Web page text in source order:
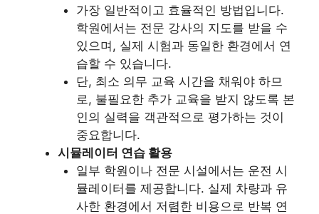
가장 일반적이고 효율적인 방법입니다.
학원에서는 전문 강사의 지도를 받을 수
있으며, 실제 시험과 동일한 환경에서 연
습할 수 있습니다.
단, 최소 의무 교육 시간을 채워야 하므
로, 불필요한 추가 교육을 받지 않도록 본
인의 실력을 객관적으로 평가하는 것이
중요합니다.
시뮬레이터 연습 활용
일부 학원이나 전문 시설에서는 운전 시
뮬레이터를 제공합니다. 실제 차량과 유
사한 환경에서 저렴한 비용으로 반복 연